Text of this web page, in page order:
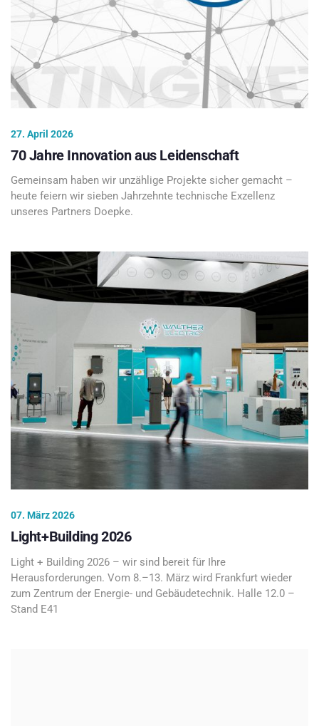
27. April 2026
70 Jahre Innovation aus Leidenschaft
Gemeinsam haben wir unzählige Projekte sicher gemacht –
heute feiern wir sieben Jahrzehnte technische Exzellenz
unseres Partners Doepke.
07. März 2026
Light+Building 2026
Light + Building 2026 – wir sind bereit für Ihre
Herausforderungen. Vom 8.–13. März wird Frankfurt wieder
zum Zentrum der Energie- und Gebäudetechnik. Halle 12.0 –
Stand E41